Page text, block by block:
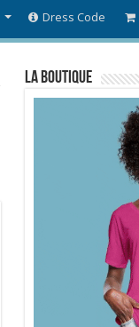
Dress Code
La Boutique